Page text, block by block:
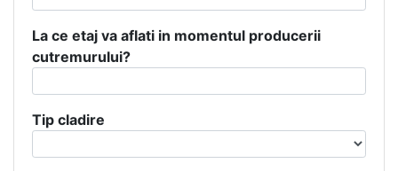
La ce etaj va aflati in momentul producerii
cutremurului?
Tip cladire